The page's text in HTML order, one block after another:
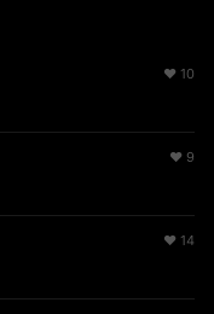
♥ 10
♥ 9
♥ 14